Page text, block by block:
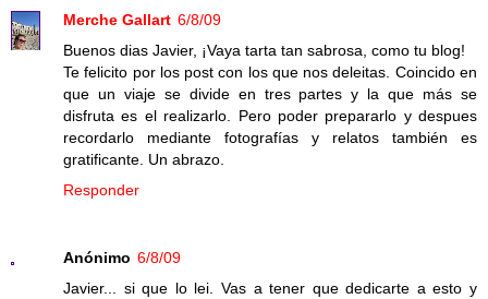
Merche Gallart 6/8/09
Buenos dias Javier, ¡Vaya tarta tan sabrosa, como tu blog!
Te felicito por los post con los que nos deleitas. Coincido en
que un viaje se divide en tres partes y la que más se
disfruta es el realizarlo. Pero poder prepararlo y despues
recordarlo mediante fotografías y relatos también es
gratificante. Un abrazo.
Responder
Anónimo 6/8/09
Javier... si que lo lei. Vas a tener que dedicarte a esto y